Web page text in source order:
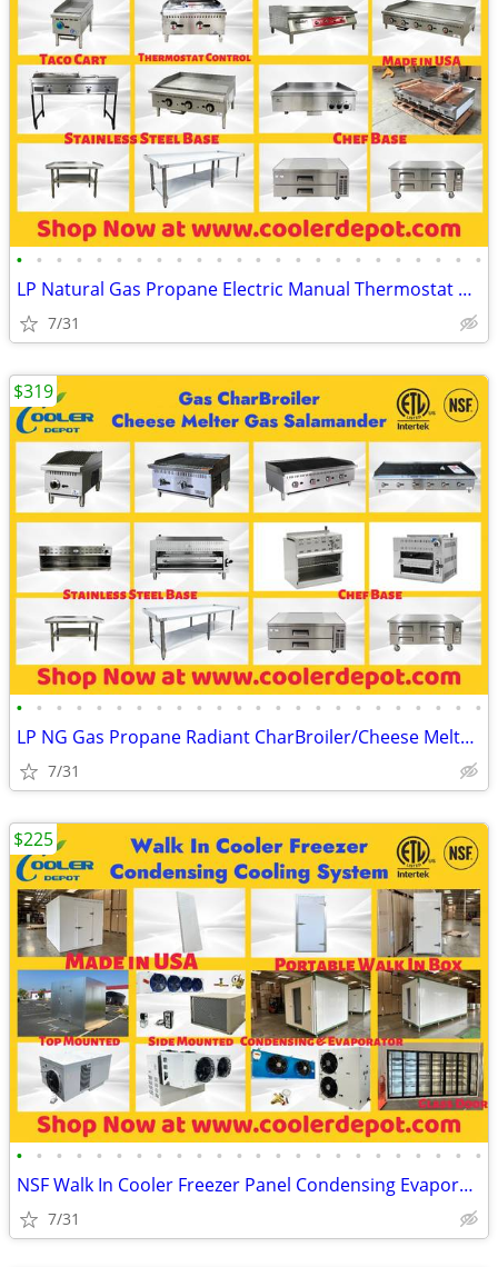
• • • • • • • • • • • • • • • • • • • • • • • •
LP Natural Gas Propane Electric Manual Thermostat Griddle(100%NEW) RES
7/31
• • • • • • • • • • • • • • • • • • • • • • • •
LP NG Gas Propane Radiant CharBroiler/Cheese Melter/ Salamander(100%NE
7/31
$319
• • • • • • • • • • • • • • • • • • • • • • • •
NSF Walk In Cooler Freezer Panel Condensing Evaporator Cooling System(
7/31
$225